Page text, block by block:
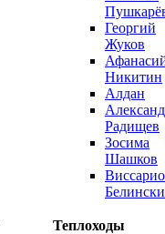
Георгий
Жуков
Никитин
Алдан
Радищев
Зосима
Шашков
Теплоходы